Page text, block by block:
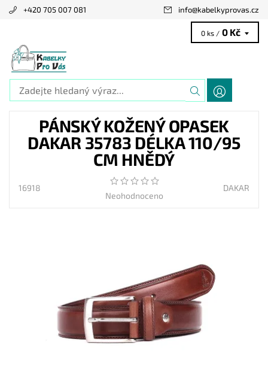
+420 705 007 081 info@kabelkyprovas.cz
0 ks / 0 Kč
PÁNSKÝ KOŽENÝ OPASEK
DAKAR 35783 DÉLKA 110/95
CM HNĚDÝ
16918
Neohodnoceno
DAKAR